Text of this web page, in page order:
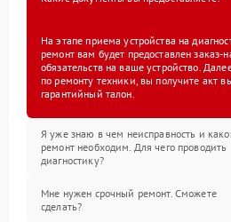
На этапе приема устройства на
ремонт вам будет предоставлен заказ-
обязательств на ваше устройство.
по ремонту техники, вы получите акт
гарантийный талон.
Я уже знаю в чем неисправность и
ремонт необходим. Для чего проводить
диагностику?
Мне нужен срочный ремонт. Сможете
сделать?